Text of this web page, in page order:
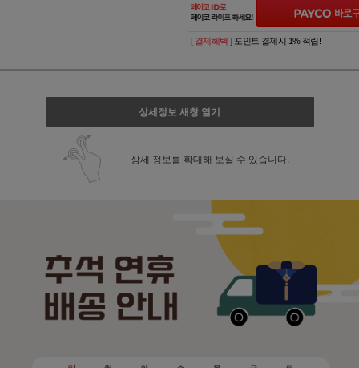
[ 결제혜택 ] 포인트 결제시 1% 적립!
상세정보 새창 열기
상세 정보를 확대해 보실 수 있습니다.